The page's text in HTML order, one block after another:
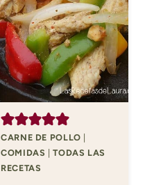
CARNE DE POLLO
COMIDAS |TODAS LAS
RECETAS